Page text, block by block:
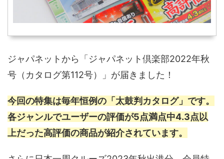
ジャパネットから「ジャパネット倶楽部2022年秋
号（カタログ第112号）」が届きました！
今回の特集は毎年恒例の「太鼓判カタログ」です。
各ジャンルでユーザーの評価が5点満点中4.3点以
上だった高評価の商品が紹介されています。